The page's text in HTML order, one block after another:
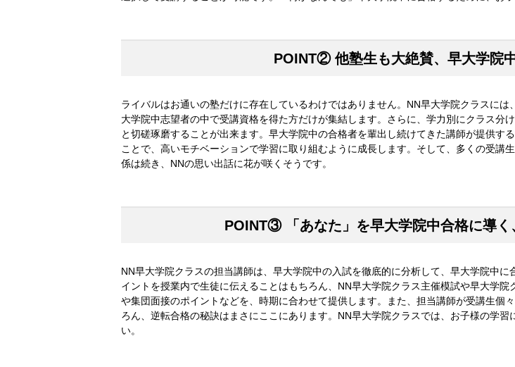
POINT② 他塾生も大絶賛、 早大学院
ライバルはお通いの塾だけに存在しているわけではありません。NN早大学院クラスに
大学院中志望者の中で受講資格を得た方だけが集結します。さらに、学力別にクラス分
と切磋琢磨することが出来ます。早大学院中の合格者を輩出し続けてきた講師が提供す
ことで、高いモチベーションで学習に取り組むように成長します。そして、多くの受講
係は続き、NNの思い出話に花が咲くそうです。
POINT③ 「あなた」を早大学院中合格に導く
NN早大学院クラスの担当講師は、早大学院中の入試を徹底的に分析して、早大学院中
イントを授業内で生徒に伝えることはもちろん、NN早大学院クラス主催模試や早大学
や集団面接のポイントなどを、時期に合わせて提供します。また、担当講師が受講生個
ろん、逆転合格の秘訣はまさにここにあります。NN早大学院クラスでは、お子様の学
い。